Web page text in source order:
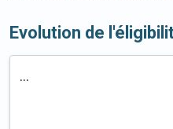
Evolution de
...